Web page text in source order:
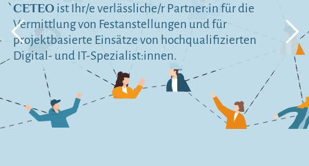
CETEO ist Ihr/e verlässliche/r Partner:in für die
Vermittlung von Festanstellungen und für
projektbasierte Einsätze von hochqualifizierten
Digital- und IT-Spezialist:innen.